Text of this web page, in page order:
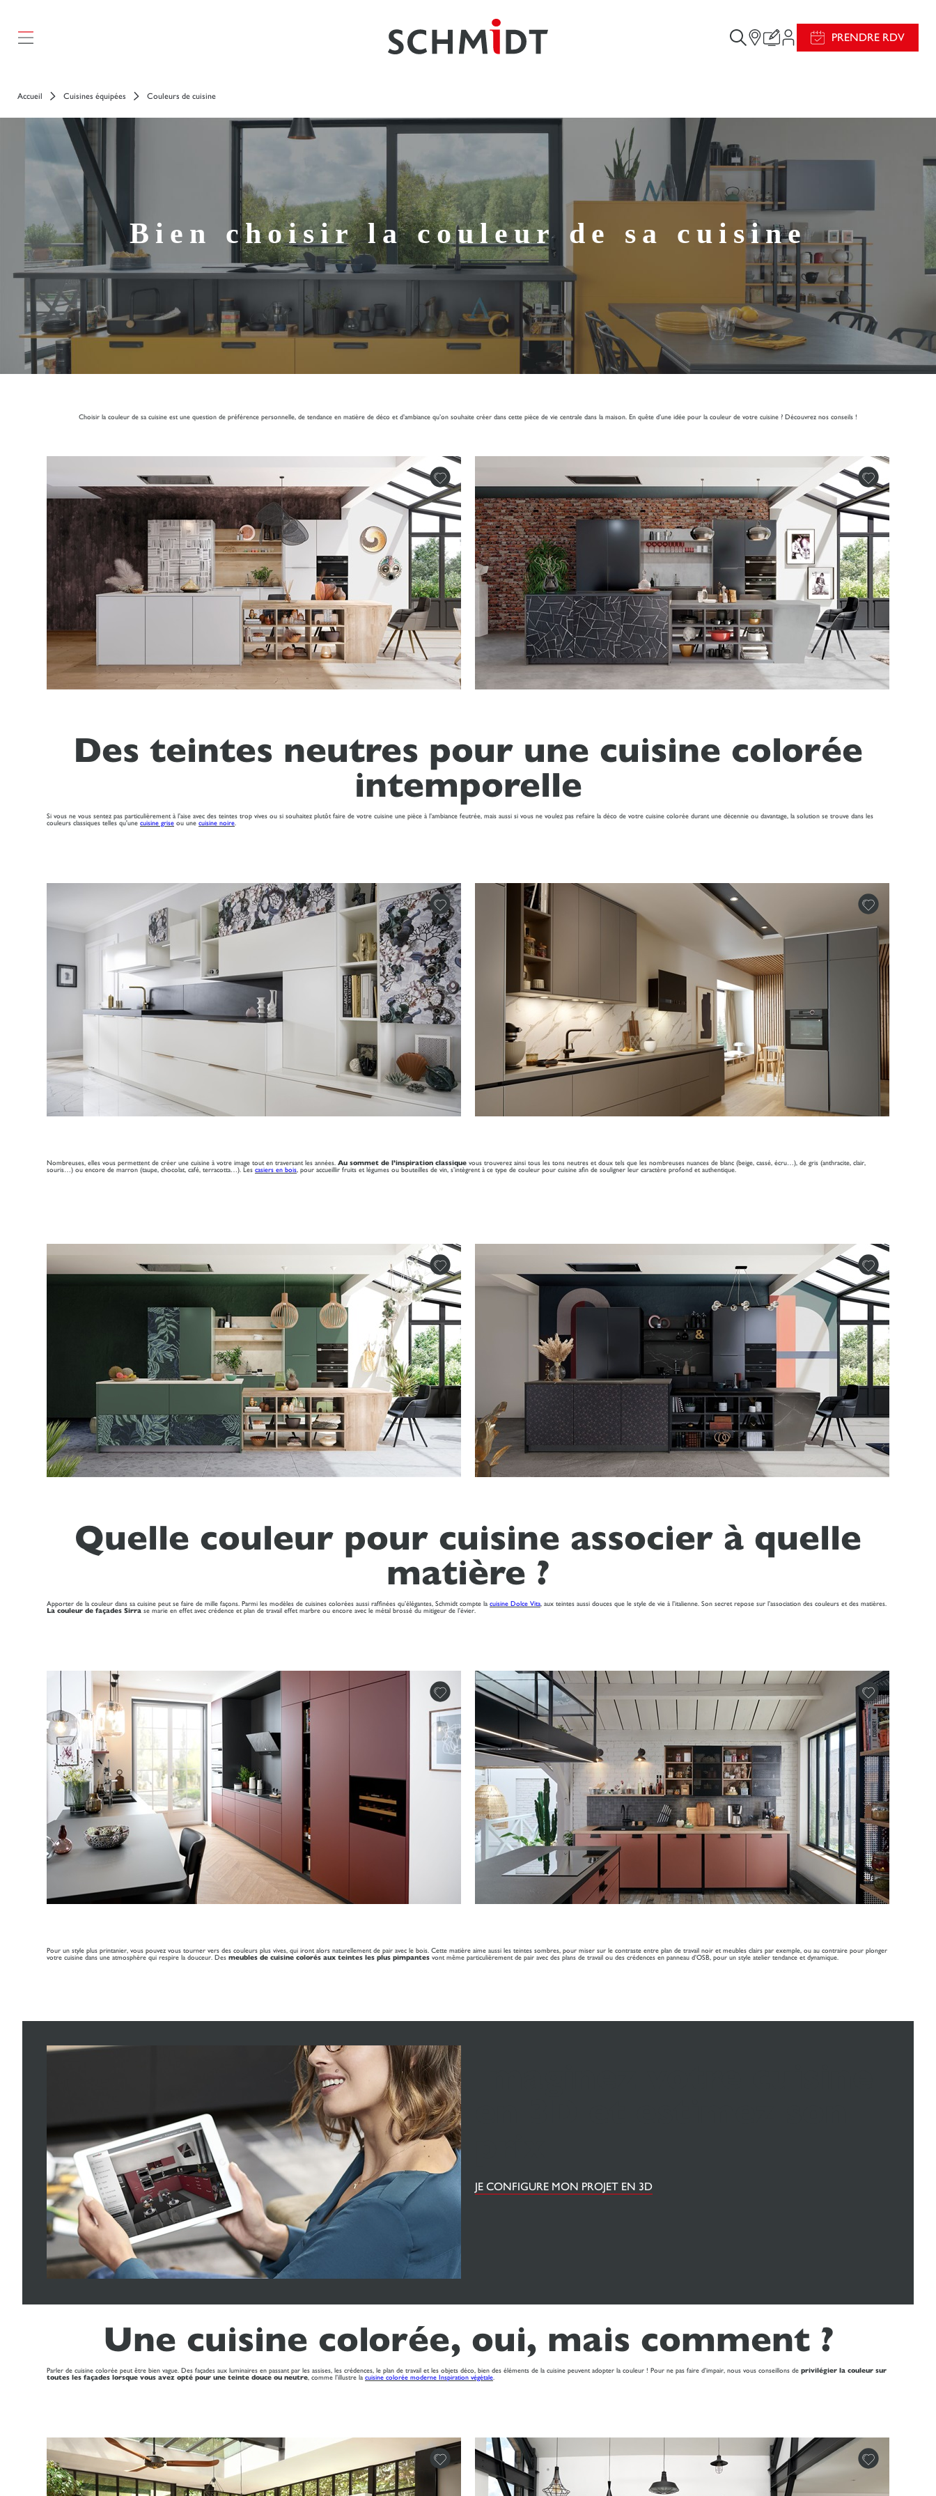
PRENDRE RDV
Accueil Cuisines équipées Couleurs de cuisine
Bien choisir la couleur de sa cuisine
Choisir la couleur de sa cuisine est une question de préférence personnelle, de tendance en matière de déco et d’ambiance qu’on souhaite créer dans cette pièce de vie centrale dans la maison. En quête d’une idée pour la couleur de votre cuisine ? Découvrez nos conseils !
Des teintes neutres pour une cuisine colorée
intemporelle
Si vous ne vous sentez pas particulièrement à l’aise avec des teintes trop vives ou si souhaitez plutôt faire de votre cuisine une pièce à l’ambiance feutrée, mais aussi si vous ne voulez pas refaire la déco de votre cuisine colorée durant une décennie ou davantage, la solution se trouve dans les
couleurs classiques telles qu'une cuisine grise ou une cuisine noire
Nombreuses, elles vous permettent de créer une cuisine à votre image tout en traversant les années. Au sommet de l’inspiration classique vous trouverez ainsi tous les tons neutres et doux tels que les nombreuses nuances de blanc (beige, cassé, écru…), de gris (anthracite, clair,
souris…) ou encore de marron (taupe, chocolat, café, terracotta…). Les casiers en bois , pour accueillir fruits et légumes ou bouteilles de vin, s’intègrent à ce type de couleur pour cuisine afin de souligner leur caractère profond et authentique.
Quelle couleur pour cuisine associer à quelle
matière ?
Apporter de la couleur dans sa cuisine peut se faire de mille façons. Parmi les modèles de cuisines colorées aussi raffinées qu’élégantes, Schmidt compte la cuisine Dolce Vita , aux teintes aussi douces que le style de vie à l’italienne. Son secret repose sur l’association des couleurs et des matières.
La couleur de façades Sirra se marie en effet avec crédence et plan de travail effet marbre ou encore avec le métal brossé du mitigeur de l’évier.
Pour un style plus printanier, vous pouvez vous tourner vers des couleurs plus vives, qui iront alors naturellement de pair avec le bois. Cette matière aime aussi les teintes sombres, pour miser sur le contraste entre plan de travail noir et meubles clairs par exemple, ou au contraire pour plonger
votre cuisine dans une atmosphère qui respire la douceur. Des meubles de cuisine colorés aux teintes les plus pimpantes vont même particulièrement de pair avec des plans de travail ou des crédences en panneau d’OSB, pour un style atelier tendance et dynamique.
JE CONFIGURE MON PROJET EN 3D
Une cuisine colorée, oui, mais comment ?
Parler de cuisine colorée peut être bien vague. Des façades aux luminaires en passant par les assises, les crédences, le plan de travail et les objets déco, bien des éléments de la cuisine peuvent adopter la couleur ! Pour ne pas faire d’impair, nous vous conseillons de privilégier la couleur sur
toutes les façades lorsque vous avez opté pour une teinte douce ou neutre , comme l’illustre la cuisine colorée moderne Inspiration végétale